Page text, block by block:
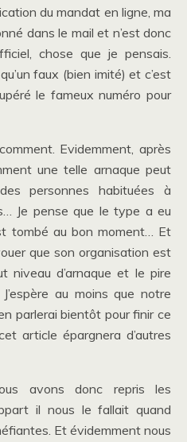
du mandat en ligne, ma
dans le mail et n’est donc
chose que je pensais.
faux (bien imité) et c’est
le fameux numéro pour
Evidemment, après
une telle arnaque peut
personnes habituées à
Je pense que le type a eu
tombé au bon moment… Et
que son organisation est
niveau d’arnaque et le pire
au moins que notre
parlerai bientôt pour finir ce
article épargnera d’autres
avons donc repris les
il nous le fallait quand
Et évidemment nous